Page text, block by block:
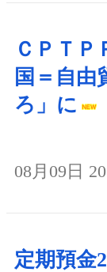
ＣＰＴＰ
国＝自由
ろ」に
08月09日
定期預金